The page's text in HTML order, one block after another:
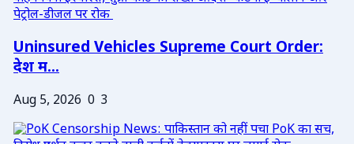
Uninsured Vehicles Supreme Court Order:
देश म...
Aug 5, 2026 0 3